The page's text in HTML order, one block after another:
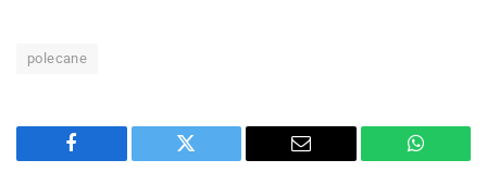
polecane
Facebook Twitter Email